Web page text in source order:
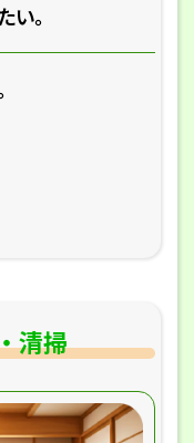
い｡
清掃